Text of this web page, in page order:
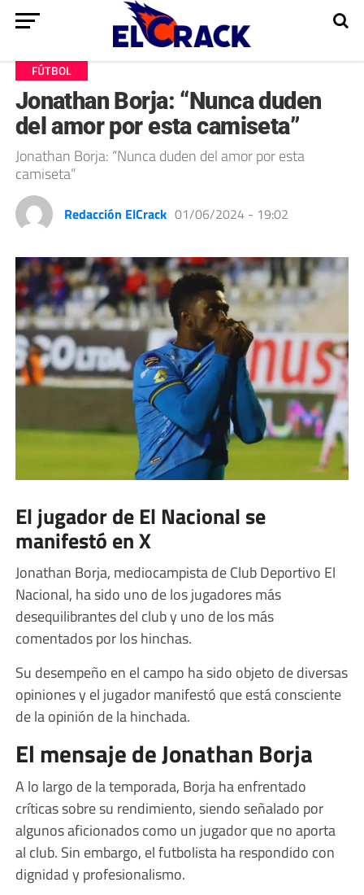
FÚTBOL
Jonathan Borja: “Nunca duden
del amor por esta camiseta”
Jonathan Borja: “Nunca duden del amor por esta
camiseta”
Redacción ElCrack 01/06/2024 - 19:02
El jugador de El Nacional se
manifestó en X
Jonathan Borja, mediocampista de Club Deportivo El
Nacional, ha sido uno de los jugadores más
desequilibrantes del club y uno de los más
comentados por los hinchas.
Su desempeño en el campo ha sido objeto de diversas
opiniones y el jugador manifestó que está consciente
de la opinión de la hinchada.
El mensaje de Jonathan Borja
A lo largo de la temporada, Borja ha enfrentado
críticas sobre su rendimiento, siendo señalado por
algunos aficionados como un jugador que no aporta
al club. Sin embargo, el futbolista ha respondido con
dignidad y profesionalismo.